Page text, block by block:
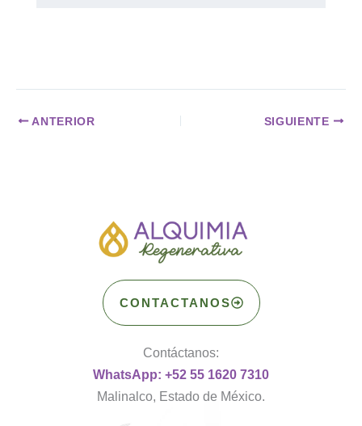
ANTERIOR SIGUIENTE
CONTACTANOS
Contáctanos:
WhatsApp: +52 55 1620 7310
Malinalco, Estado de México.